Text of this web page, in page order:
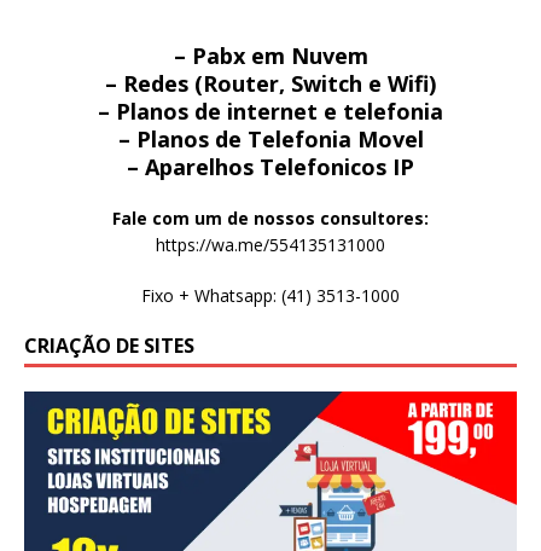
– Pabx em Nuvem
– Redes (Router, Switch e Wifi)
– Planos de internet e telefonia
– Planos de Telefonia Movel
– Aparelhos Telefonicos IP
Fale com um de nossos consultores:
https://wa.me/554135131000
Fixo + Whatsapp: (41) 3513-1000
CRIAÇÃO DE SITES